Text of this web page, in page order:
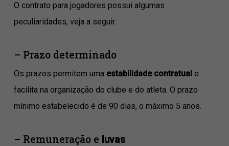
O contrato para jogadores possui algumas
peculiaridades, veja a seguir.
– Prazo determinado
Os prazos permitem uma estabilidade contratual e
facilita na organização do clube e do atleta. O prazo
mínimo estabelecido é de 90 dias, o máximo 5 anos.
– Remuneração e luvas